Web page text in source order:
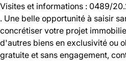
Visites et informations : 0489/
. Une belle opportunité à saisir
concrétiser votre projet
d'autres biens en exclusivité ou
gratuite et sans engagement,